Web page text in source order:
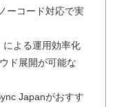
ーコード対応で実
よる運用効率化
ド展開が可能な
Japanがおすす